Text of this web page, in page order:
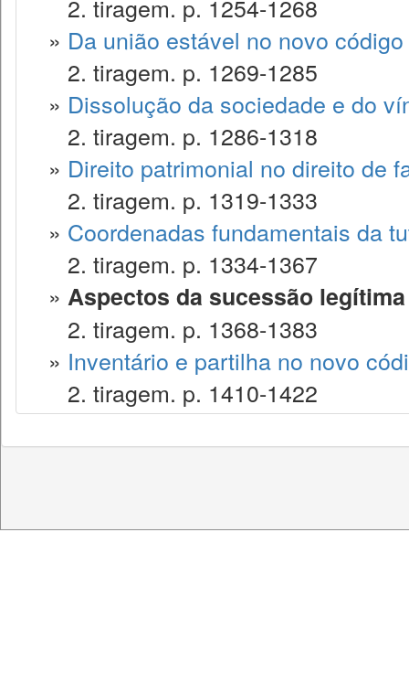
2. tiragem. p. 1254-1268
» Da união estável no novo
2. tiragem. p. 1269-1285
» Dissolução da sociedade e do
2. tiragem. p. 1286-1318
» Direito patrimonial no direito de
2. tiragem. p. 1319-1333
» Coordenadas fundamentais da
2. tiragem. p. 1334-1367
» Aspectos da sucessão legítima
2. tiragem. p. 1368-1383
» Inventário e partilha no novo
2. tiragem. p. 1410-1422